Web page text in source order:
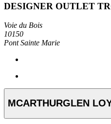
DESIGNER OUTLET
Voie du Bois
10150
Pont Sainte Marie
MCARTHURGLEN